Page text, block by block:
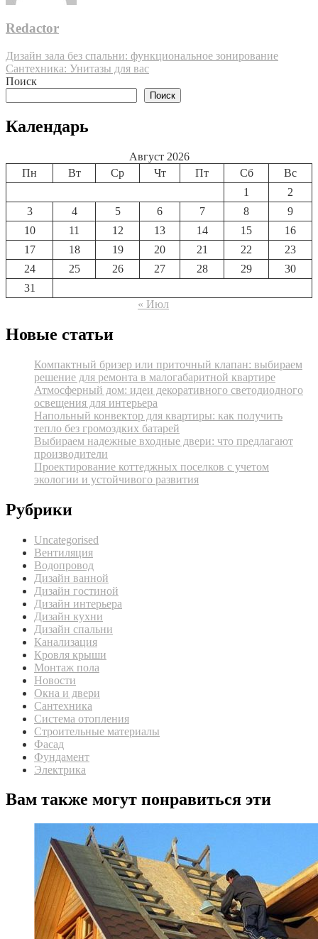
Redactor
Навигация
по
Дизайн зала без спальни: функциональное зонирование
Сантехника: Унитазы для вас
Поиск
Поиск
Календарь
Август 2026
Пн
Вт Ср Чт Пт Сб
Вс
1
2
3
4 5 6 7 8
9
10
11 12 13 14 15
16
17
18 19 20 21 22
23
24
25 26 27 28 29
30
31
« Июл
Новые статьи
Компактный бризер или приточный клапан: выбираем
решение для ремонта в малогабаритной квартире
Атмосферный дом: идеи декоративного светодиодного
освещения для интерьера
Напольный конвектор для квартиры: как получить
тепло без громоздких батарей
Выбираем надежные входные двери: что предлагают
производители
Проектирование коттеджных поселков с учетом
экологии и устойчивого развития
Рубрики
Uncategorised
Вентиляция
Водопровод
Дизайн ванной
Дизайн гостиной
Дизайн интерьера
Дизайн кухни
Дизайн спальни
Канализация
Кровля крыши
Монтаж пола
Новости
Окна и двери
Сантехника
Система отопления
Строительные материалы
Фасад
Фундамент
Электрика
Вам также могут понравиться эти